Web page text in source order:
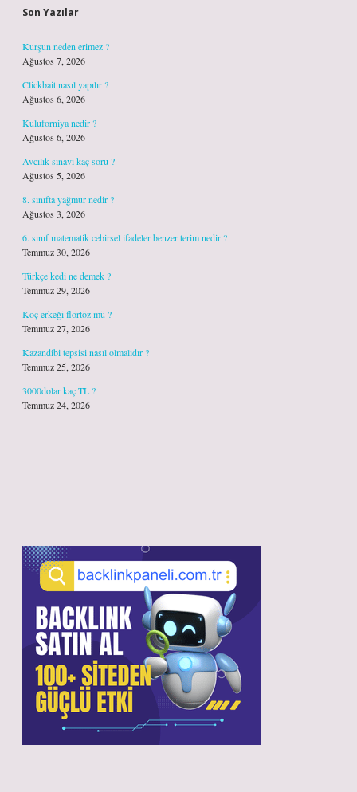
Son Yazılar
Kurşun neden erimez ?
Ağustos 7, 2026
Clickbait nasıl yapılır ?
Ağustos 6, 2026
Kuluforniya nedir ?
Ağustos 6, 2026
Avcılık sınavı kaç soru ?
Ağustos 5, 2026
8. sınıfta yağmur nedir ?
Ağustos 3, 2026
6. sınıf matematik cebirsel ifadeler benzer terim nedir ?
Temmuz 30, 2026
Türkçe kedi ne demek ?
Temmuz 29, 2026
Koç erkeği flörtöz mü ?
Temmuz 27, 2026
Kazandibi tepsisi nasıl olmalıdır ?
Temmuz 25, 2026
3000dolar kaç TL ?
Temmuz 24, 2026